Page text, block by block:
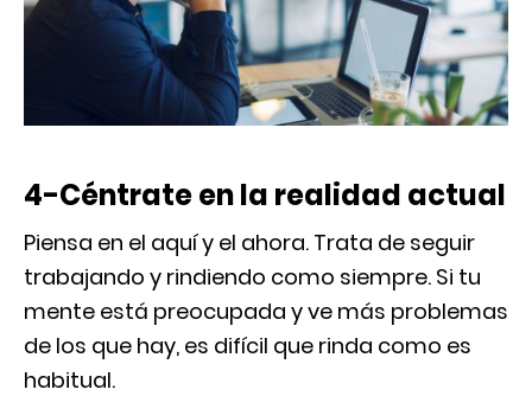
4-Céntrate en la realidad actual
Piensa en el aquí y el ahora. Trata de seguir
trabajando y rindiendo como siempre. Si tu
mente está preocupada y ve más problemas
de los que hay, es difícil que rinda como es
habitual.